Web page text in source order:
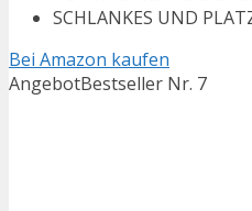
SCHLANKES UND
Bei Amazon kaufen
AngebotBestseller Nr. 7